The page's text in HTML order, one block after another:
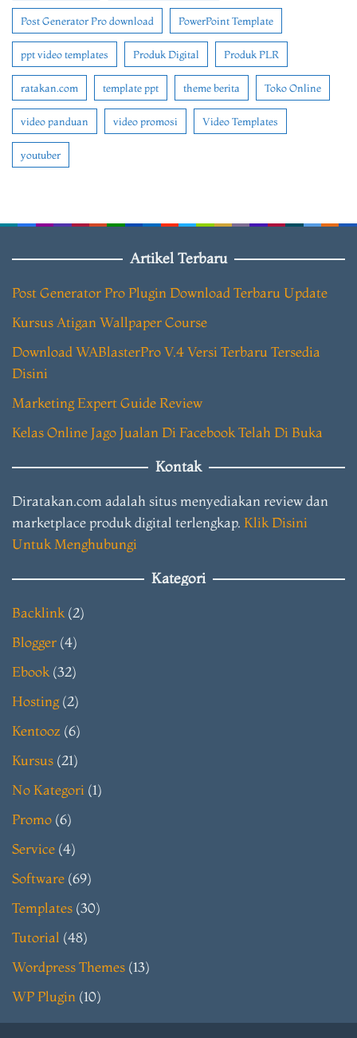
Post Generator Pro download PowerPoint Template
ppt video templates Produk Digital Produk PLR
ratakan.com template ppt theme berita Toko Online
video panduan video promosi Video Templates
youtuber
Artikel Terbaru
Post Generator Pro Plugin Download Terbaru Update
Kursus Atigan Wallpaper Course
Download WABlasterPro V.4 Versi Terbaru Tersedia
Disini
Marketing Expert Guide Review
Kelas Online Jago Jualan Di Facebook Telah Di Buka
Kontak
Diratakan.com adalah situs menyediakan review dan
marketplace produk digital terlengkap. Klik Disini
Untuk Menghubungi
Kategori
Backlink (2)
Blogger (4)
Ebook (32)
Hosting(2)
Kentooz (6)
Kursus (21)
No Kategori (1)
Promo (6)
Service (4)
Software (69)
Templates (30)
Tutorial (48)
Wordpress Themes (13)
WP Plugin (10)